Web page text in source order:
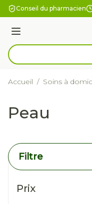
Aller au contenu
Conseil du pharmacien
Menu
Rechercher
Accueil / Soins à
Peau
Filtre
Prix